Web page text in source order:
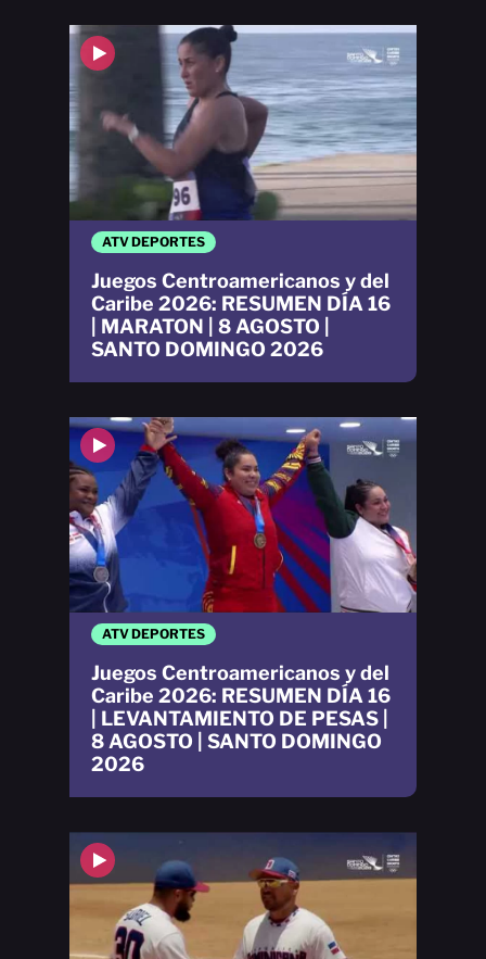
ATV DEPORTES
Juegos Centroamericanos y del
Caribe 2026: RESUMEN DÍA 16
| LEVANTAMIENTO DE PESAS |
8 AGOSTO | SANTO DOMINGO
2026
ATV DEPORTES
Juegos Centroamericanos y del
Caribe 2026: RESUMEN DÍA 16
| MARATON | 8 AGOSTO |
SANTO DOMINGO 2026